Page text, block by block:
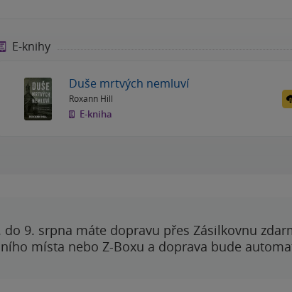
E-knihy
Duše mrtvých nemluví
Roxann Hill
E-kniha
do 9. srpna máte dopravu přes Zásilkovnu
místa nebo Z-Boxu a doprava bude